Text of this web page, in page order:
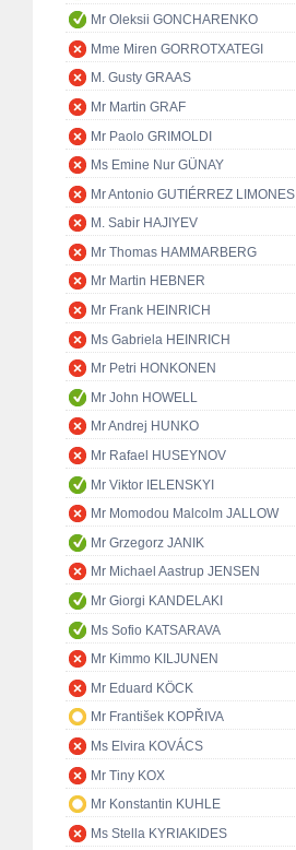
Mr Oleksii GONCHARENKO
Mme Miren GORROTXATEGI
M. Gusty GRAAS
Mr Martin GRAF
Mr Paolo GRIMOLDI
Ms Emine Nur GÜNAY
Mr Antonio GUTIÉRREZ LIMONES
M. Sabir HAJIYEV
Mr Thomas HAMMARBERG
Mr Martin HEBNER
Mr Frank HEINRICH
Ms Gabriela HEINRICH
Mr Petri HONKONEN
Mr John HOWELL
Mr Andrej HUNKO
Mr Rafael HUSEYNOV
Mr Viktor IELENSKYI
Mr Momodou Malcolm JALLOW
Mr Grzegorz JANIK
Mr Michael Aastrup JENSEN
Mr Giorgi KANDELAKI
Ms Sofio KATSARAVA
Mr Kimmo KILJUNEN
Mr Eduard KÖCK
Mr František KOPŘIVA
Ms Elvira KOVÁCS
Mr Tiny KOX
Mr Konstantin KUHLE
Ms Stella KYRIAKIDES